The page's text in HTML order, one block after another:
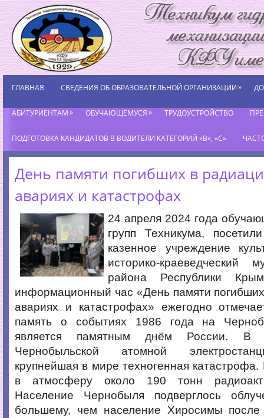
ГЛАВНАЯ СВЕДЕНИЯ ОБ ОБРАЗОВАТЕЛЬНОЙ ОРГАНИЗАЦИИ»
АБИТУРИЕНТАМ» ОБУЧАЮЩЕМУСЯ» ТРУДОУСТРОЙСТВО
ПОДГОТОВКА КАНДИДАТОВ В ВОДИТЕЛИ КАТЕГОРИЙ «В», «С»
День памяти погибших в
авариях и катастрофах
24 апреля 2024 года
групп Техникума,
казенное учреждение
историко-краеведческий
района Республики
информационный час «День памяти
авариях и катастрофах» ежегодно
память о событиях 1986 года на
является памятным днём России. В
Чернобыльской атомной
крупнейшая в мире техногенная
в атмосферу около 190 тонн
Население Чернобыля подверглось
большему, чем население Хиросимы